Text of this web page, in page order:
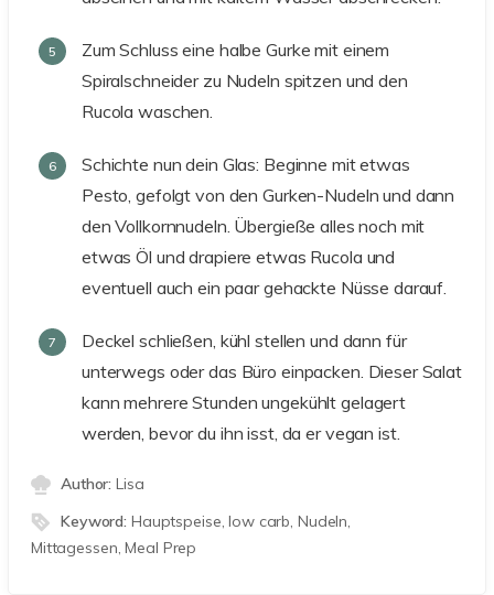
Zum Schluss eine halbe Gurke mit einem
Spiralschneider zu Nudeln spitzen und den
Rucola waschen.
Schichte nun dein Glas: Beginne mit etwas
Pesto, gefolgt von den Gurken-Nudeln und dann
den Vollkornnudeln. Übergieße alles noch mit
etwas Öl und drapiere etwas Rucola und
eventuell auch ein paar gehackte Nüsse darauf.
Deckel schließen, kühl stellen und dann für
unterwegs oder das Büro einpacken. Dieser Salat
kann mehrere Stunden ungekühlt gelagert
werden, bevor du ihn isst, da er vegan ist.
Author:Lisa
Keyword: Hauptspeise, low carb, Nudeln,
Mittagessen, Meal Prep